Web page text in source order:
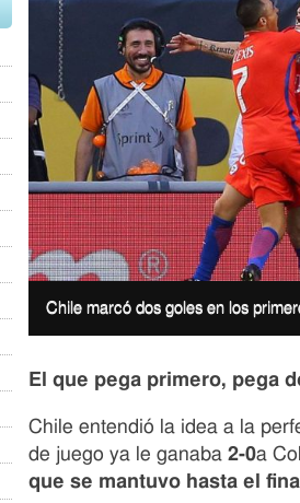
c
y
r
i
g
I
e
p
t
i
o
Chile marcó dos goles en los
El que pega primero, pega
Chile entendió la idea a la
de juego ya le ganaba 2-0a
que se mantuvo hasta el